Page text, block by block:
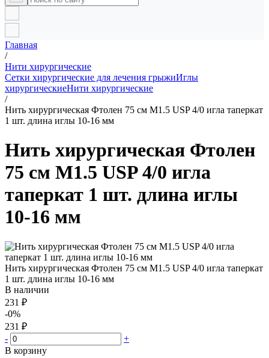
Главная
/
Нити хирургические
Сетки хирургические для лечения грыжиИглы
хирургическиеНити хирургические
/
Нить хирургическая Фтолен 75 см М1.5 USP 4/0 игла таперкат
1 шт. длина иглы 10-16 мм
Нить хирургическая Фтолен
75 см М1.5 USP 4/0 игла
таперкат 1 шт. длина иглы
10-16 мм
Нить хирургическая Фтолен 75 см М1.5 USP 4/0 игла таперкат
1 шт. длина иглы 10-16 мм
В наличии
231 ₽
-0%
231 ₽
-
+
В корзину